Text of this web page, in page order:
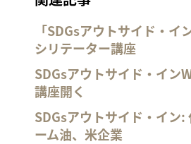
「SDGsアウトサイド・イ
シリテーター講座
SDGsアウトサイド・イン
講座開く
SDGsアウトサイド・イン:
ーム油、米企業